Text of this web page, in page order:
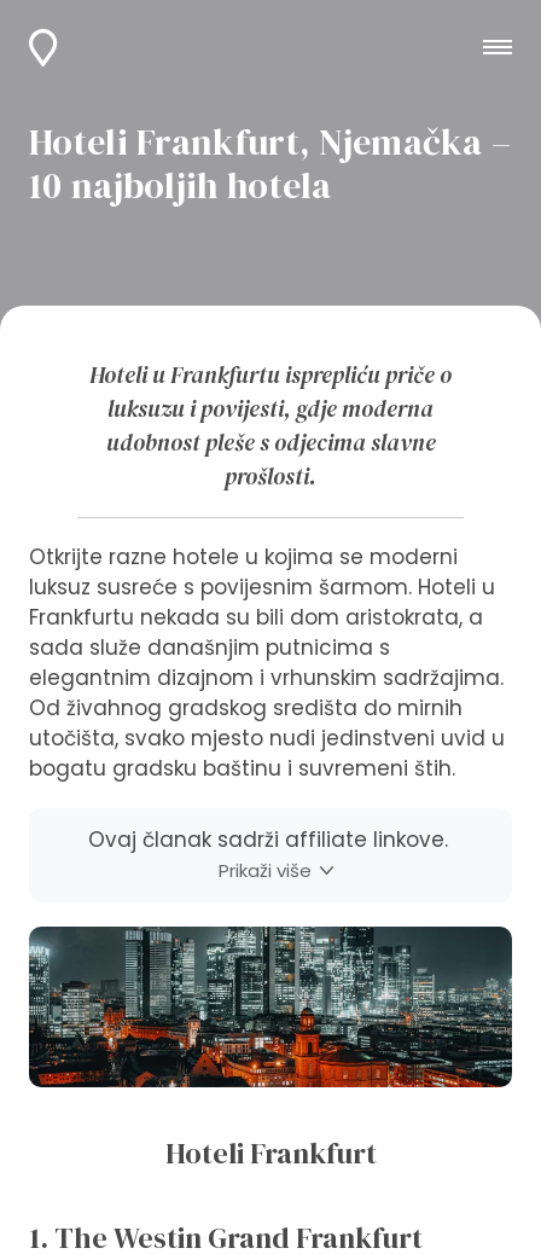
Hoteli Frankfurt, Njemačka –
10 najboljih hotela
Hoteli u Frankfurtu isprepliću priče o
luksuzu i povijesti, gdje moderna
udobnost pleše s odjecima slavne
prošlosti.
Otkrijte razne hotele u kojima se moderni
luksuz susreće s povijesnim šarmom. Hoteli u
Frankfurtu nekada su bili dom aristokrata, a
sada služe današnjim putnicima s
elegantnim dizajnom i vrhunskim sadržajima.
Od živahnog gradskog središta do mirnih
utočišta, svako mjesto nudi jedinstveni uvid u
bogatu gradsku baštinu i suvremeni štih.
Ovaj članak sadrži affiliate linkove.
Prikaži više
Hoteli Frankfurt
1. The Westin Grand Frankfurt